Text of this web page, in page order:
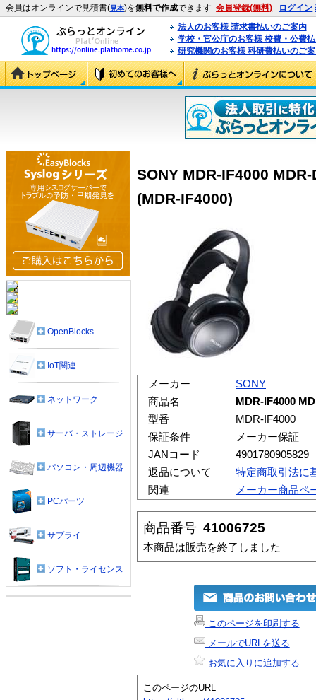
会員はオンラインで見積書(見本)を無料で作成できます 会員登録(無料) ログイン
法人のお客様 請求書払いのご案内
学校・官公庁のお客様 校費・公費
研究機関のお客様 科研費払いのご
SONY MDR-IF4000
(MDR-IF4000)
メーカー
SONY
商品名
MDR-IF4000
型番
MDR-IF4000
保証条件
メーカー保証
JANコード
4901780905829
返品について
特定商取引法に
関連
メーカー商品ペ
商品番号 41006725
本商品は販売を終了しました
このページを印刷する
メールでURLを送る
お気に入りに追加する
このページのURL
OpenBlocks
IoT関連
ネットワーク
サーバ・ストレージ
パソコン・周辺機器
PCパーツ
サプライ
ソフト・ライセンス